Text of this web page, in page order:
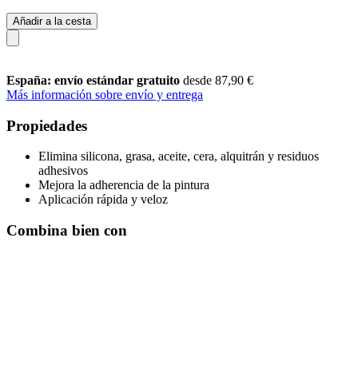
Añadir a la cesta
España: envío estándar gratuito desde 87,90 €
Más información sobre envío y entrega
Propiedades
Elimina silicona, grasa, aceite, cera, alquitrán y residuos
adhesivos
Mejora la adherencia de la pintura
Aplicación rápida y veloz
Combina bien con